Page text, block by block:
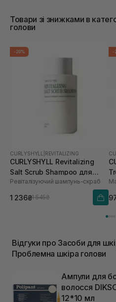
Товари зі знижками в
голови
-20%
CURLYSHYLL REVITALIZING
CURLYSHYLL Revitalizing
Salt Scrub Shampoo для
ослабленої шкіри голови та
тонкого волосся 300 мл
Ревіталізуючий шампунь-скраб
1 236₴1 545₴
-
Відгуки про Засоби для
Проблемна шкіра голови
Ампули для
волосся
12*10 мл